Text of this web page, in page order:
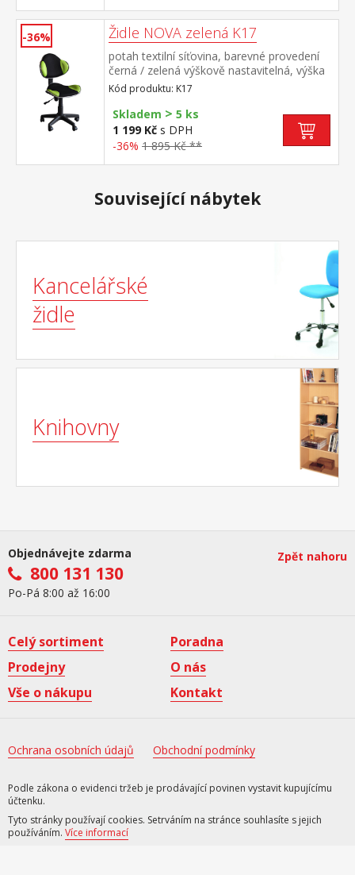
-36% Židle NOVA zelená K17
potah textilní síťovina, barevné provedení
černá / zelená výškově nastavitelná, výška
sedu 39-48 cm nastavitelná tuhost opěrky
zad, výška opěrky 45 cm doporučená
nosnost do 100 kg
Kód produktu: K17
Skladem > 5 ks
1 199 Kč s DPH
-36% 1 895 Kč **
Související nábytek
Kancelářské
židle
Knihovny
Objednávejte zdarma
800 131 130
Po-Pá 8:00 až 16:00
Zpět nahoru
Celý sortiment
Poradna
Prodejny
O nás
Vše o nákupu
Kontakt
Ochrana osobních údajů Obchodní podmínky
Podle zákona o evidenci tržeb je prodávající povinen vystavit kupujícímu
účtenku.
Tyto stránky používají cookies. Setrváním na stránce souhlasíte s jejich
používáním. Více informací